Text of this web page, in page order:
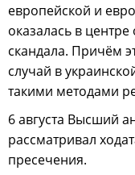
европейской и
оказалась в
скандала. Причём
случай в
такими методами
6 августа Высший
рассматривал
пресечения.